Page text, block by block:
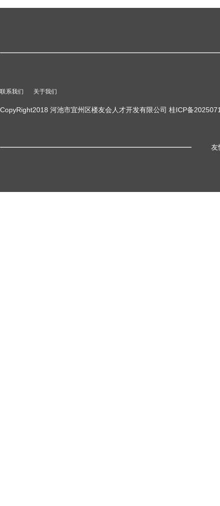
联系我们 关于我们
CopyRight2018 河池市宜州区楼友会人才开发有限公司 桂ICP备
友